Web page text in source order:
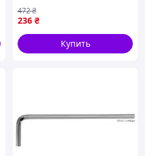
крепления и демонтажа
236 ₴
472₴
Купить